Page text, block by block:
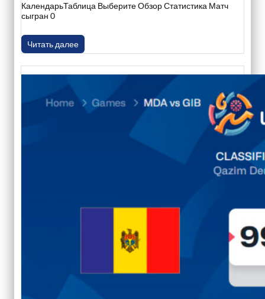
КалендарьТаблица Выберите Обзор Статистика Матч
сыгран 0
Читать далее